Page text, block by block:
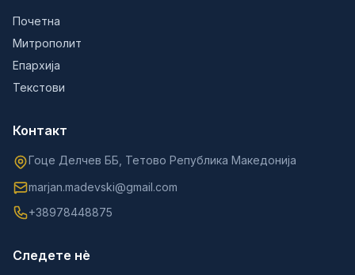
Почетна
Митрополит
Епархија
Текстови
Контакт
Гоце Делчев ББ, Тетово Република Македонија
marjan.madevski@gmail.com
+38978448875
Следете нè